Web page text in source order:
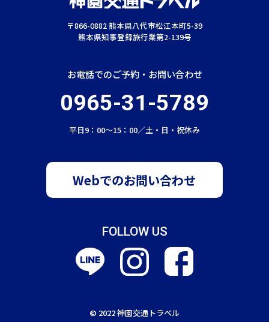
番号，クレジットカード番号，運転免許証番号など
の個人情報をお尋ねすることがあります。また，ユ
ーザーと提携先などとの間でなされたユーザーの個
の提携先（情報提供元，広告主，広告配信先などを
収集することがあります。
第3条（個人情報を収集・利用する目的）
おりです。
当社サービスの提供・運営のため
確認を行うことを含む）
ユーザーが利用中のサービスの新機能，更新情報，
キャンペーン等及び当社が提供する他のサービスの
〒866-0882 熊本県八代市松江本町5-39
熊本県知事登録旅行業第2-139号
お電話でのご予約・お問い合わせ
0965-31-5789
平日9：00〜15：00／土・日・祝休み
Webでのお問い合わせ
FOLLOW US
© 2022 神園交通トラベル